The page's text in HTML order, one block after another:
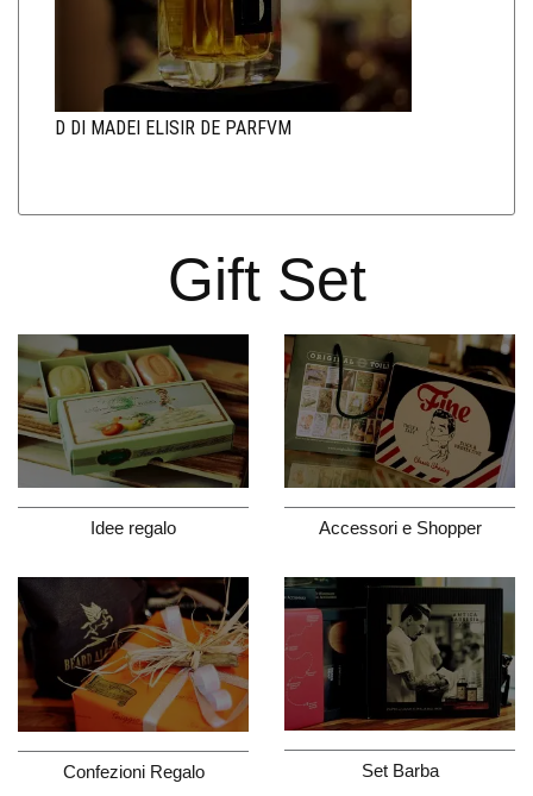
D DI MADEI ELISIR DE PARFVM
Gift Set
Idee regalo Accessori e Shopper
Confezioni Regalo Set Barba